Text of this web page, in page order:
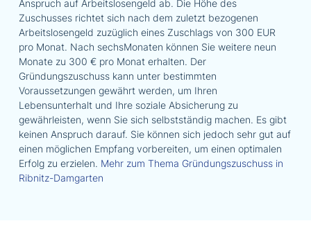
Anspruch auf Arbeitslosengeld ab. Die Höhe des
Zuschusses richtet sich nach dem zuletzt bezogenen
Arbeitslosengeld zuzüglich eines Zuschlags von 300 EUR
pro Monat. Nach sechsMonaten können Sie weitere neun
Monate zu 300 € pro Monat erhalten. Der
Gründungszuschuss kann unter bestimmten
Voraussetzungen gewährt werden, um Ihren
Lebensunterhalt und Ihre soziale Absicherung zu
gewährleisten, wenn Sie sich selbstständig machen. Es gibt
keinen Anspruch darauf. Sie können sich jedoch sehr gut auf
einen möglichen Empfang vorbereiten, um einen optimalen
Erfolg zu erzielen. Mehr zum Thema Gründungszuschuss in
Ribnitz-Damgarten